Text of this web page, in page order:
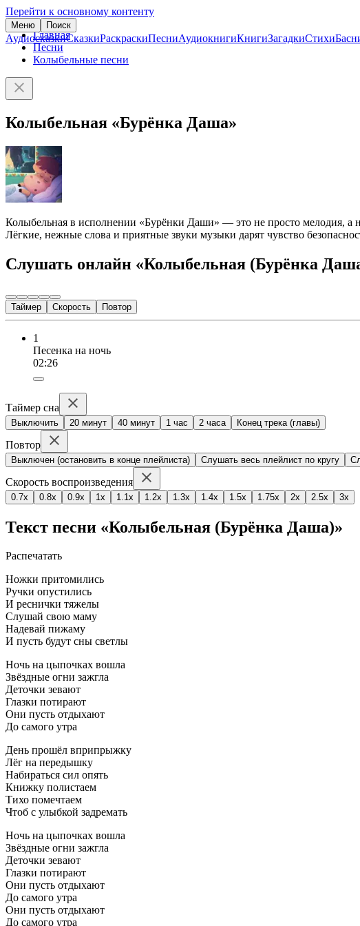
Перейти к основному контенту
Меню Поиск
АудиосказкиСказкиРаскраскиПесниАудиокнигиКнигиЗагадкиСтихи
Главная
Песни
Колыбельные песни
Колыбельная «Бурёнка Даша»
Колыбельная в исполнении «Бурёнки Даши» — это не просто мелодия, а
Лёгкие, нежные слова и приятные звуки музыки дарят чувство
Слушать онлайн «Колыбельная (Бурёнка
Таймер Скорость Повтор
1
Песенка на ночь
02:26
Таймер сна
Выключить 20 минут 40 минут 1 час 2 часа Конец трека (главы)
Повтор
Выключен (остановить в конце плейлиста) Слушать весь плейлист по кругу
Скорость воспроизведения
0.7x 0.8x 0.9x 1x 1.1x 1.2x 1.3x 1.4x 1.5x 1.75x 2x 2.5x 3x
Текст песни «Колыбельная (Бурёнка Даша)»
Распечатать
Ножки притомились
Ручки опустились
И реснички тяжелы
Слушай свою маму
Надевай пижаму
И пусть будут сны светлы
Ночь на цыпочках вошла
Звёздные огни зажгла
Деточки зевают
Глазки потирают
Они пусть отдыхают
До самого утра
День прошёл вприпрыжку
Лёг на передышку
Набираться сил опять
Книжку полистаем
Тихо помечтаем
Чтоб с улыбкой задремать
Ночь на цыпочках вошла
Звёздные огни зажгла
Деточки зевают
Глазки потирают
Они пусть отдыхают
До самого утра
Они пусть отдыхают
До самого утра